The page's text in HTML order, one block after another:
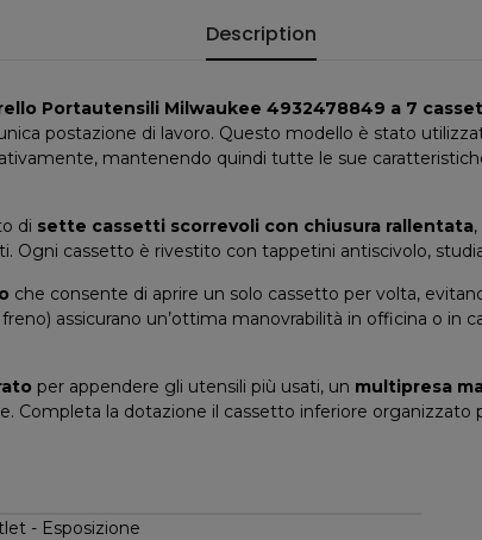
Description
Portautensili Milwaukee 4932478849 a 7
postazione di lavoro. Questo modello è stato
mantenendo quindi tutte le sue
di sette cassetti scorrevoli con chiusura rallentata
Ogni cassetto è rivestito con tappetini antiscivolo,
che consente di aprire un solo cassetto per volta,
assicurano un’ottima manovrabilità in officina o in
per appendere gli utensili più usati, un multipresa
Completa la dotazione il cassetto inferiore organizzato
- Esposizione